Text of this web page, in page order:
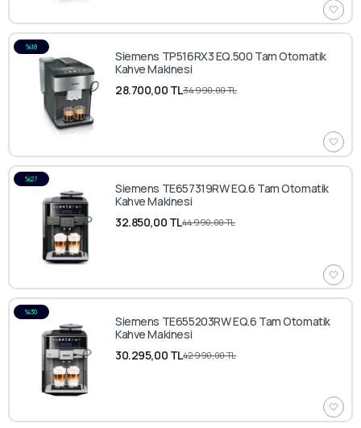
%18
Siemens TP516RX3 EQ.500 Tam Otomatik
Kahve Makinesi
28.700,00 TL34.990,00 TL
%27
Siemens TE657319RW EQ.6 Tam Otomatik
Kahve Makinesi
32.850,00 TL44.990,00 TL
%30
Siemens TE655203RW EQ.6 Tam Otomatik
Kahve Makinesi
30.295,00 TL42.990,00 TL